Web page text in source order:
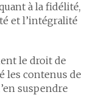
à la fidélité,
et l’intégralité
le droit de
les contenus de
suspendre